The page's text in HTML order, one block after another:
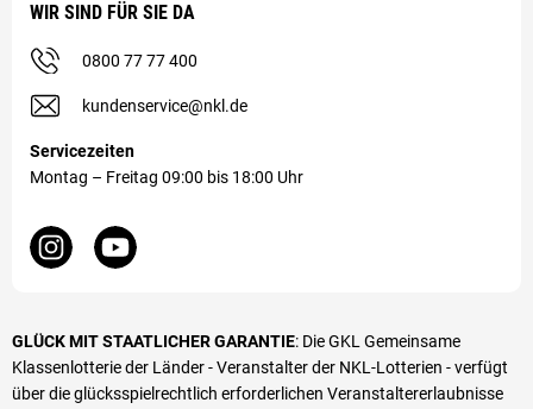
WIR SIND FÜR SIE DA
0800 77 77 400
kundenservice@nkl.de
Servicezeiten
Montag – Freitag 09:00 bis 18:00 Uhr
GLÜCK MIT STAATLICHER GARANTIE: Die GKL Gemeinsame
Klassenlotterie der Länder - Veranstalter der NKL-Lotterien - verfügt
über die glücks­spiel­rechtlich erforderlichen Veranstalter­erlaubnisse